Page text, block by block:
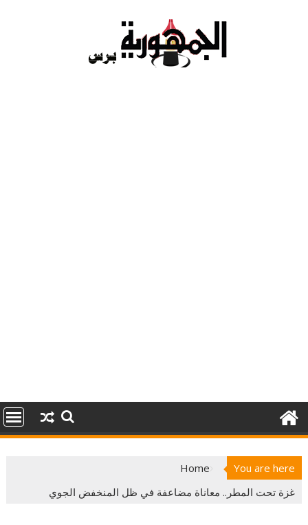
You are here
Home
غزة تحت المطر.. معاناة مضاعفة في ظل المنخفض الجوي